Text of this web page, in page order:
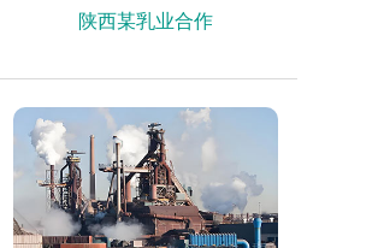
陕西某乳业合作